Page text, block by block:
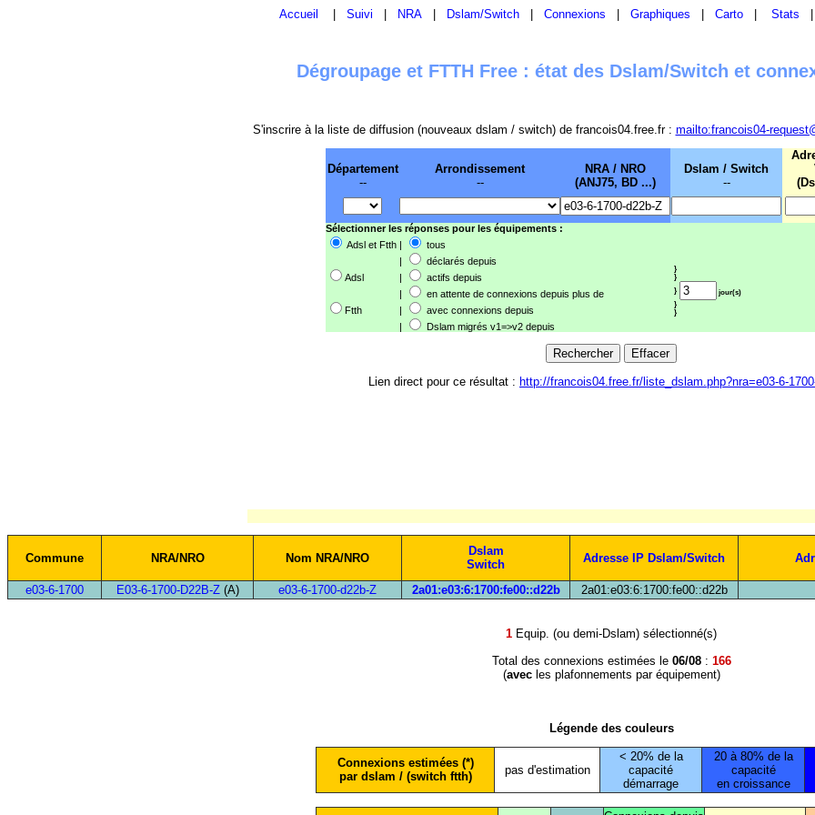
Accueil Suivi NRA Dslam/Switch Connexions Graphiques Carto Stats
Dégroupage et FTTH Free : état des Dslam/Switch et
S'inscrire à la liste de diffusion (nouveaux dslam / switch) de francois04.free.fr : mailto:francois04-
Département
--
Arrondissement
--
NRA / NRO
(ANJ75, BD ...)
Dslam / Switch
--
Sélectionner les réponses pour les équipements :
Adsl et Ftth |
tous
|
déclarés depuis
}
}
}
jour(s)
}
}
Adsl |
actifs depuis
|
en attente de connexions depuis plus de
Ftth
|
avec connexions depuis
|
Dslam migrés v1=>v2 depuis
Lien direct pour ce résultat : http://francois04.free.fr/liste_dslam.php?nra=e03-6-
Commune NRA/NRO Nom NRA/NRO
Dslam
Switch
Adresse IP Dslam/Switch
e03-6-1700
E03-6-1700-D22B-Z(A) e03-6-1700-d22b-Z 2a01:e03:6:1700:fe00::d22b 2a01:e03:6:1700:fe00::d22b
1 Equip. (ou demi-Dslam) sélectionné(s)
Total des connexions estimées le 06/08: 166
(avecles plafonnements par équipement)
Légende des couleurs
Connexions estimées (*)
par dslam / (switch ftth)
pas d'estimation
< 20% de la
capacité
démarrage
20 à 80% de la
capacité
en croissance